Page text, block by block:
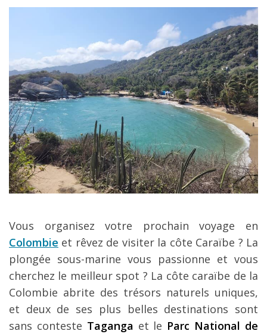
Outils pour voyageur
Sites utiles
Réserver un vol !
Le logement en voyage
Assurance voyage !
LA carte bancaire
voyage !
Louer une voiture !
L’auteur
Vous organisez votre prochain voyage en
Colombie et rêvez de visiter la côte Caraïbe ? La
plongée sous-marine vous passionne et vous
cherchez le meilleur spot ? La côte caraïbe de la
Colombie abrite des trésors naturels uniques,
et deux de ses plus belles destinations sont
sans conteste Taganga et le Parc National de